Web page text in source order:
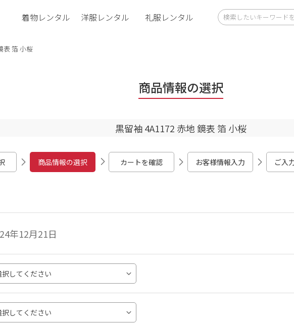
着物レンタル 洋服レンタル 礼服レンタル
表 箔 小桜
商品情報の選択
黒留袖 4A1172 赤地 鏡表 箔 小桜
商品情報の選択 カートを確認 お客様情報入力 ご入
年12月21日